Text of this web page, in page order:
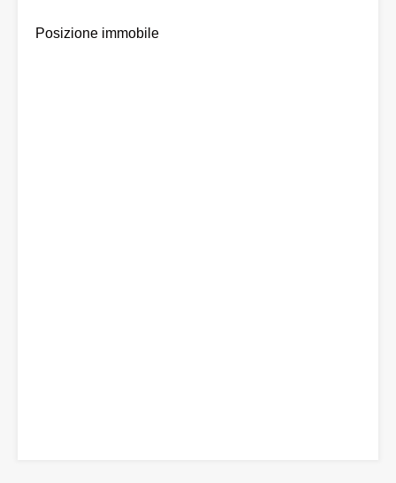
Posizione immobile